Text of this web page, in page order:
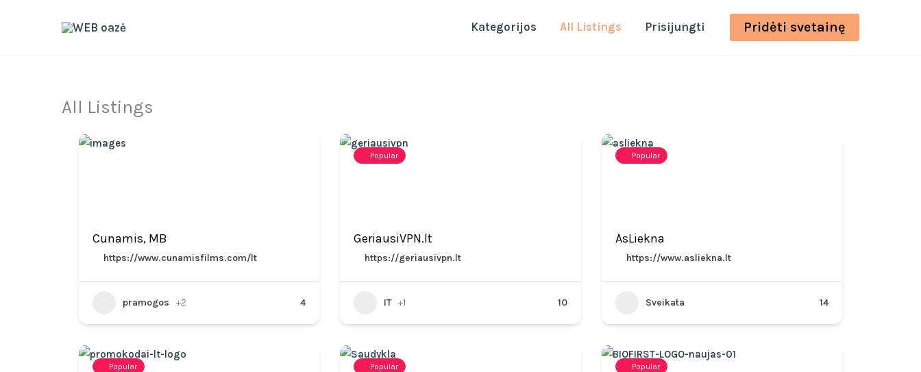
Kategorijos All Listings Prisijungti Pridėti svetainę
All Listings
Cunamis, MB
https://www.cunamisfilms.com/lt
pramogos +2 4
Popular
GeriausiVPN.lt
https://geriausivpn.lt
IT +1 10
Popular
AsLiekna
https://www.asliekna.lt
Sveikata 14
Popular Popular Popular